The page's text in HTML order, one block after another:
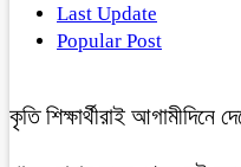
Last Update
Popular Post
কৃতি শিক্ষার্থীরাই